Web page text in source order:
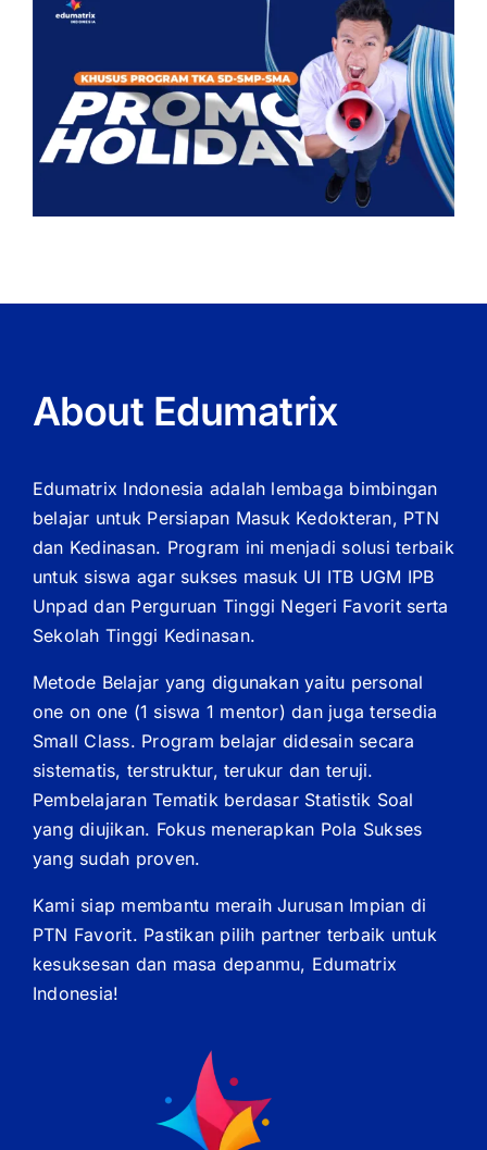
About Edumatrix
Edumatrix Indonesia adalah lembaga bimbingan
belajar untuk Persiapan Masuk Kedokteran, PTN
dan Kedinasan. Program ini menjadi solusi terbaik
untuk siswa agar sukses masuk UI ITB UGM IPB
Unpad dan Perguruan Tinggi Negeri Favorit serta
Sekolah Tinggi Kedinasan.
Metode Belajar yang digunakan yaitu personal
one on one (1 siswa 1 mentor) dan juga tersedia
Small Class. Program belajar didesain secara
sistematis, terstruktur, terukur dan teruji.
Pembelajaran Tematik berdasar Statistik Soal
yang diujikan. Fokus menerapkan Pola Sukses
yang sudah proven.
Kami siap membantu meraih Jurusan Impian di
PTN Favorit. Pastikan pilih partner terbaik untuk
kesuksesan dan masa depanmu, Edumatrix
Indonesia!